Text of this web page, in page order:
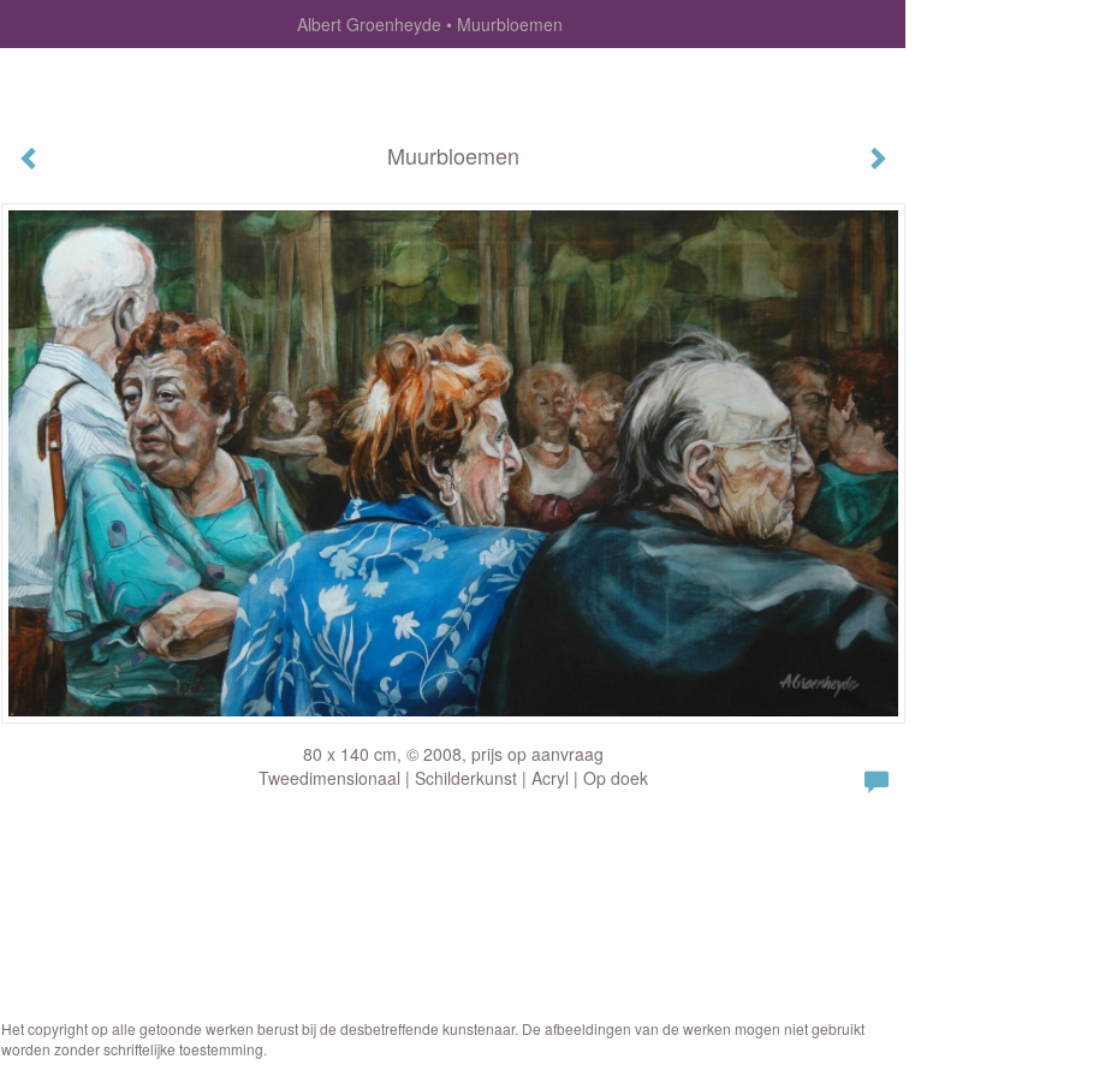
Albert Groenheyde Muurbloemen
Muurbloemen
80 x 140 cm, © 2008, prijs op aanvraag
Tweedimensionaal | Schilderkunst | Acryl | Op doek
Het copyright op alle getoonde werken berust bij de desbetreffende kunstenaar. De afbeeldingen van de werken mogen niet gebruikt
worden zonder schriftelijke toestemming.